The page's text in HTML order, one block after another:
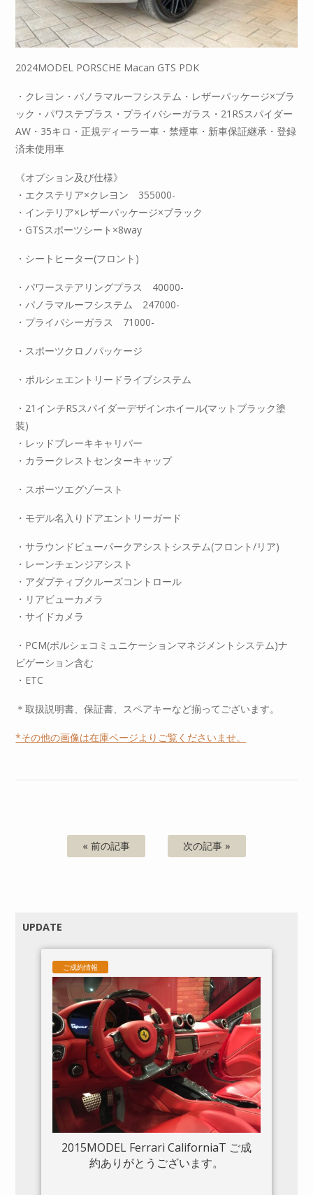
2024MODEL PORSCHE Macan GTS PDK
・クレヨン・パノラマルーフシステム・レザーパッケージ×ブラ
ック・パワステプラス・プライバシーガラス・21RSスパイダー
AW・35キロ・正規ディーラー車・禁煙車・新車保証継承・登録
済未使用車
《オプション及び仕様》
・エクステリア×クレヨン 355000-
・インテリア×レザーパッケージ×ブラック
・GTSスポーツシート×8way
・シートヒーター(フロント)
・パワーステアリングプラス 40000-
・パノラマルーフシステム 247000-
・プライバシーガラス 71000-
・スポーツクロノパッケージ
・ポルシェエントリードライブシステム
・21インチRSスパイダーデザインホイール(マットブラック塗
装)
・レッドブレーキキャリパー
・カラークレストセンターキャップ
・スポーツエグゾースト
・モデル名入りドアエントリーガード
・サラウンドビューパークアシストシステム(フロント/リア)
・レーンチェンジアシスト
・アダプティブクルーズコントロール
・リアビューカメラ
・サイドカメラ
・PCM(ポルシェコミュニケーションマネジメントシステム)ナ
ビゲーション含む
・ETC
＊取扱説明書、保証書、スペアキーなど揃ってございます。
*その他の画像は在庫ページよりご覧くださいませ。
« 前の記事 次の記事 »
UPDATE
ご成約情報
2015MODEL Ferrari CaliforniaT ご成
約ありがとうございます。